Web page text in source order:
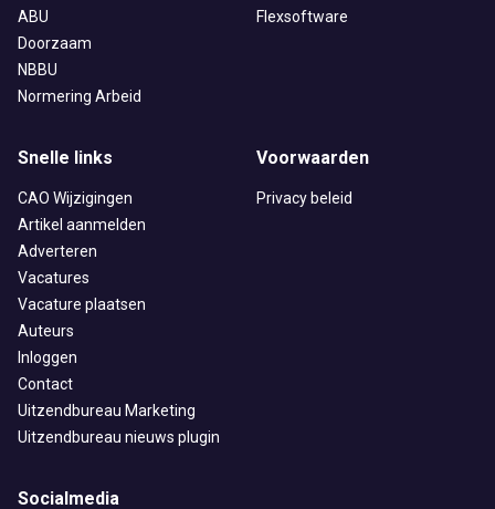
ABU
Doorzaam
NBBU
Normering Arbeid
Flexsoftware
Snelle links
CAO Wijzigingen
Artikel aanmelden
Adverteren
Vacatures
Vacature plaatsen
Auteurs
Inloggen
Contact
Uitzendbureau Marketing
Uitzendbureau nieuws plugin
Voorwaarden
Privacy beleid
Socialmedia